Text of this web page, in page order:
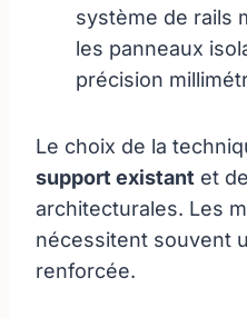
système de rails
les panneaux
précision
Le choix de la
support existant et
architecturales. Les
nécessitent souvent
renforcée.